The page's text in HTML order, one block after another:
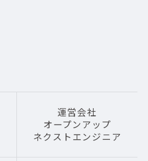
運営会社
オープンアップ
ネクストエンジニア